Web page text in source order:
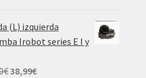
original
era:
actual
(L) izquierda
Irobot series E I y
€ El
38,99€El